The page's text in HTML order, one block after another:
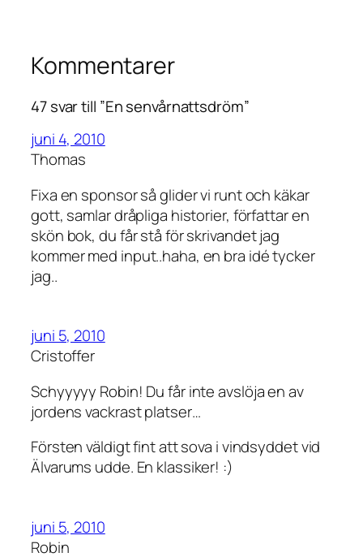
Kommentarer
47 svar till ”En senvårnattsdröm”
juni 4, 2010
Thomas
Fixa en sponsor så glider vi runt och käkar
gott, samlar dråpliga historier, författar en
skön bok, du får stå för skrivandet jag
kommer med input..haha, en bra idé tycker
jag..
juni 5, 2010
Cristoffer
Schyyyyy Robin! Du får inte avslöja en av
jordens vackrast platser…
Försten väldigt fint att sova i vindsyddet vid
Älvarums udde. En klassiker! :)
juni 5, 2010
Robin